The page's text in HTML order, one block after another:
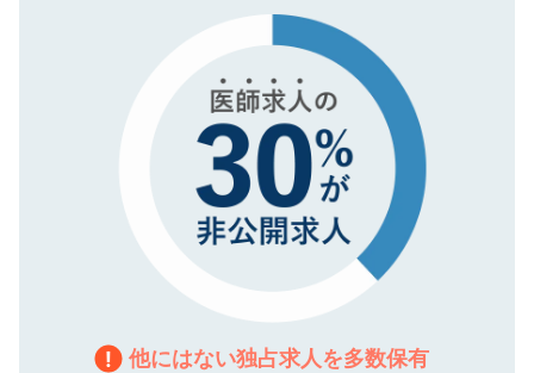
で、機密保持に関してもご安心ください。
他にはない独占求人を多数保有